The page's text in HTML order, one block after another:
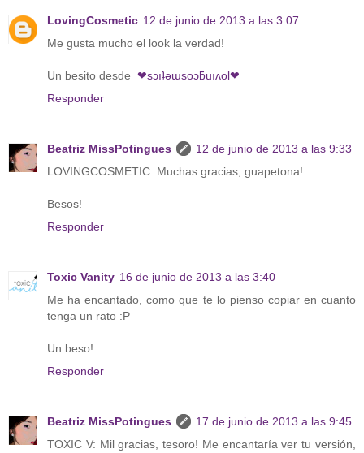
LovingCosmetic 12 de junio de 2013 a las 3:07
Me gusta mucho el look la verdad!
Un besito desde ❤sɔıʇǝɯsoɔƃuıʌol❤
Responder
Beatriz MissPotingues
12 de junio de 2013 a las 9:33
LOVINGCOSMETIC: Muchas gracias, guapetona!
Besos!
Responder
Toxic Vanity 16 de junio de 2013 a las 3:40
Me ha encantado, como que te lo pienso copiar en cuanto
tenga un rato :P
Un beso!
Responder
Beatriz MissPotingues
17 de junio de 2013 a las 9:45
TOXIC V: Mil gracias, tesoro! Me encantaría ver tu versión,